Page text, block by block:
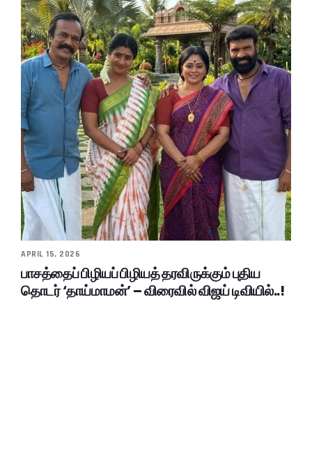
APRIL 15, 2026
பாசத்தைப் பிழியப் பிழியத் தரவிருக்கும் புதிய
தொடர் ‘தாய்மாமன்’ – விரைவில் விஜய் டிவியில்..!